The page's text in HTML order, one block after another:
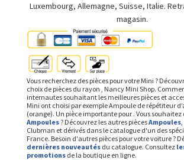
Luxembourg, Allemagne, Suisse, Italie.
magasin.
Vous recherchez des pièces pour votre Mini ?
choix de pièces du rayon , Nancy Mini Shop.
internautes souhaitant les meilleures pièces et
Mini ont choisi par exemple Ampoule de répétiteur
(orange). Un pièce importante pour . Vous
Ampoules? Découvrez les autres piècesAmpoules,
Clubman et dérivés dans le catalogue d'un des
France. Besoin d'autres pièces pour votre voiture ?
dernières nouveautésdu catalogue. Consultez
promotionsde la boutique en ligne.